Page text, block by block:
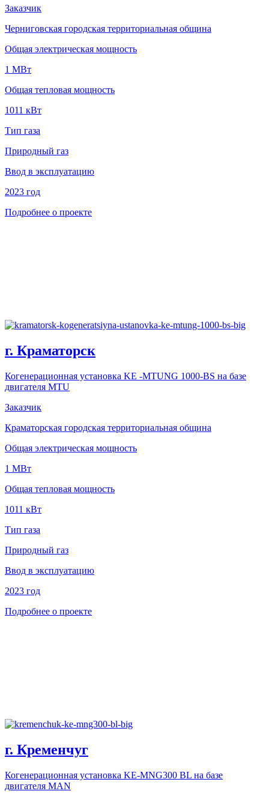
Заказчик
Черниговская городская территориальная община
Общая электрическая мощность
1 MВт
Общая тепловая мощность
1011 кВт
Тип газа
Природный газ
Ввод в эксплуатацию
2023 год
Подробнее о проекте
г. Краматорск
Когенерационная установка KE -MTUNG 1000-BS на базе
двигателя MTU
Заказчик
Краматорская городская территориальная община
Общая электрическая мощность
1 MВт
Общая тепловая мощность
1011 кВт
Тип газа
Природный газ
Ввод в эксплуатацию
2023 год
Подробнее о проекте
г. Кременчуг
Когенерационная установка KE-MNG300 BL на базе
двигателя MAN